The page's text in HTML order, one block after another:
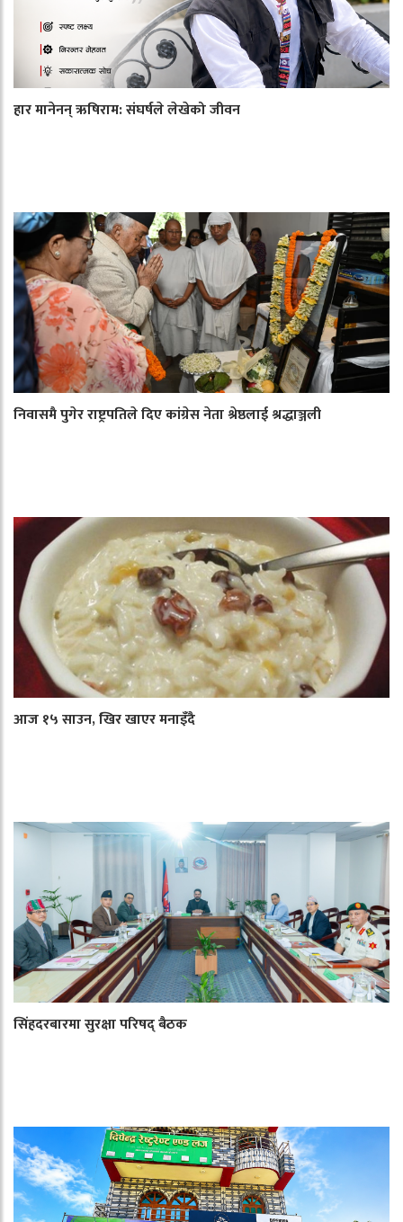
हार मानेनन् ऋषिराम: संघर्षले लेखेको जीवन
निवासमै पुगेर राष्ट्रपतिले दिए कांग्रेस नेता श्रेष्ठलाई श्रद्धाञ्जली
आज १५ साउन, खिर खाएर मनाइँदै
सिंहदरबारमा सुरक्षा परिषद् बैठक